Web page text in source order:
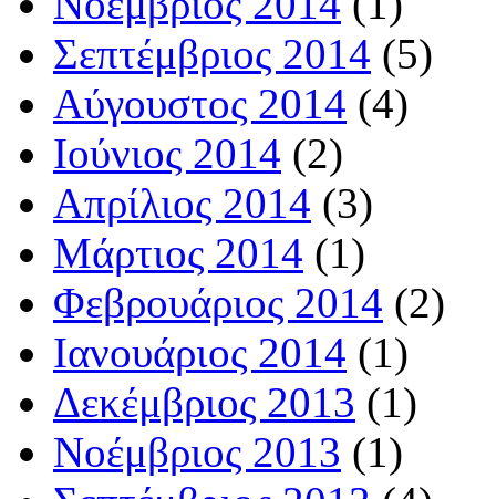
Σεπτέμβριος 2014 (5)
Αύγουστος 2014 (4)
Ιούνιος 2014 (2)
Απρίλιος 2014 (3)
Μάρτιος 2014 (1)
Φεβρουάριος 2014 (2)
Ιανουάριος 2014 (1)
Δεκέμβριος 2013 (1)
Νοέμβριος 2013 (1)